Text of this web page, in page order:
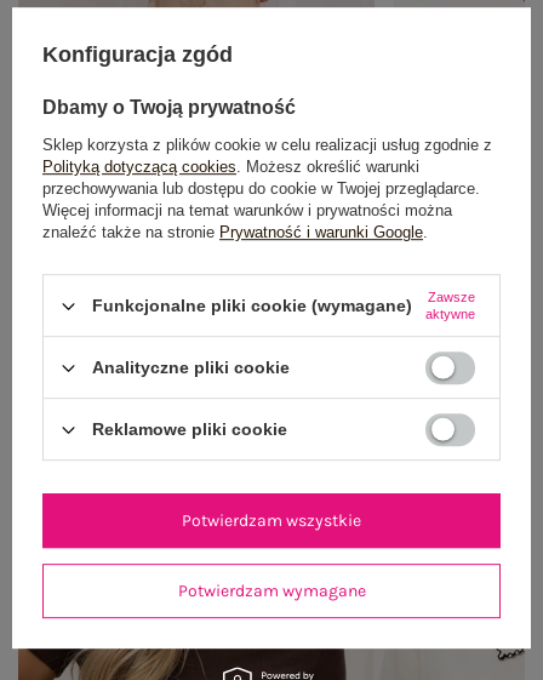
Konfiguracja zgód
Dbamy o Twoją prywatność
Sklep korzysta z plików cookie w celu realizacji usług zgodnie z
Polityką dotyczącą cookies. Możesz określić warunki
przechowywania lub dostępu do cookie w Twojej przeglądarce.
Więcej informacji na temat warunków i prywatności można
znaleźć także na stronie Prywatność i warunki Google.
Funkcjonalne pliki cookie (wymagane)
Zawsze
aktywne
Analityczne pliki cookie
Reklamowe pliki cookie
Potwierdzam wymagane
Potwierdzam wszystkie